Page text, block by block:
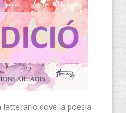
letterario dove la poesia